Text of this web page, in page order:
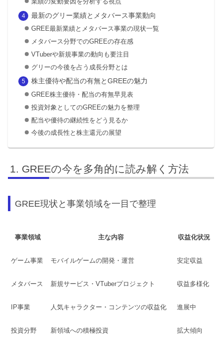
最新のグリー業績とメタバース事業動向
GREE最新業績とメタバース事業の現状一覧
メタバース分野でのGREEの存在感
VTuberや新規事業の動向も要注目
グリーの今後を占う成長分野とは
株主優待や配当の有無とGREEの魅力
GREE株主優待・配当の有無早見表
投資対象としてのGREEの魅力を整理
配当や優待の継続性をどう見るか
今後の成長性と株主還元の展望
GREEの今を多角的に読み解く方法
GREE現状と事業領域を一目で整理
事業領域 主な内容 収益化状況
ゲーム事業 モバイルゲームの開発・運営 安定収益
メタバース 新規サービス・VTuberプロジェクト 収益多様化
IP事業 人気キャラクター・コンテンツの収益化 進展中
投資分野 新領域への積極投資 拡大傾向